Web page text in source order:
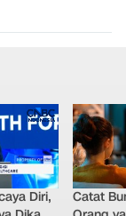
Diri,
Catat